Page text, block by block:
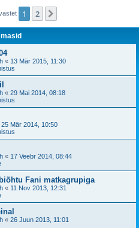
1 2
« 13 Mär 2015, 11:30
« 29 Mai 2014, 08:18
25 Mär 2014, 10:50
« 17 Veebr 2014, 08:44
Fani matkagrupiga
« 11 Nov 2013, 12:31
« 26 Juun 2013, 11:01